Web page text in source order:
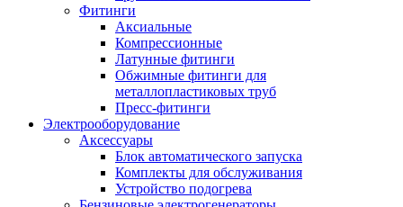
Фитинги
Аксиальные
Компрессионные
Латунные фитинги
Обжимные фитинги для
металлопластиковых труб
Пресс-фитинги
Электрооборудование
Аксессуары
Блок автоматического запуска
Комплекты для обслуживания
Устройство подогрева